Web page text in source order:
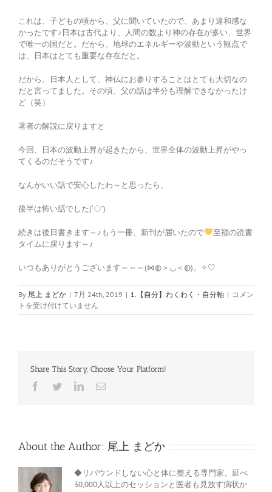
これは、子どもの頃から、父に聞いていたので、あまり違和感な
かったです♪日本は古代より、人間の数より神の存在が多い、世界
で唯一の国だと。だから、地球のエネルギーや波動という観点で
は、日本はとても重要な存在だと。
だから、日本人として、神仏にお参りすることはとても大切なの
だと言ってました。その頃、父の話は半分も理解できなかったけ
ど（笑）
著者の解説に戻りますと
今回、日本の波動上昇が起きたから、世界全体の波動上昇がやっ
てくるのだそうです♪
なんかいい話で安心したわ～と思ったら、
後半は怖い話でした(‘◇’)ゞ
続きは後日書きます～♪もう一冊、新刊が届いたので
至福の読書
タイムに戻ります～♪
いつもありがとうございます～～～(⋈◍＞◡＜◍)。✧♡
By 尾上 まどか | 7月 24th, 2019 | 1.【自分】わくわく・自分軸 | ①
和
コメン
トを受け付けていません
Share This Story, Choose Your Platform!
Facebook
TwitterLinkedIn
電
About the Author: 尾上 まどか
◆リバウンドしない心と体に整える専門家。延べ
30,000人以上のセッションと医者も見放す病状か